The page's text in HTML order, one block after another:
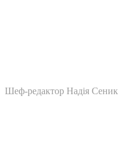
Шеф-редактор Надія Сеник